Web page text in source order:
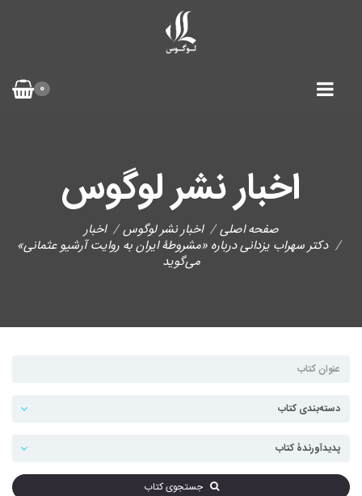
0
اخبار نشر لوگوس
صفحه اصلی اخبار نشر لوگوس
اخبار
دکتر سهراب یزدانی درباره «مشروطۀ ایران به روایت آرشیو عثمانی»
می‌گوید
جستجوی کتاب